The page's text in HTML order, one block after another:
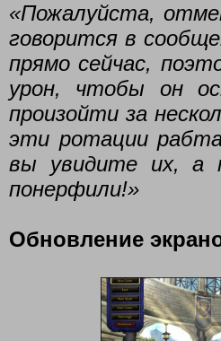
«Пожалуйста,
говорится в
прямо сейчас,
урон, чтобы он
произойти за
эти ротации
вы увидите их, а
понерфили!»
Обновление